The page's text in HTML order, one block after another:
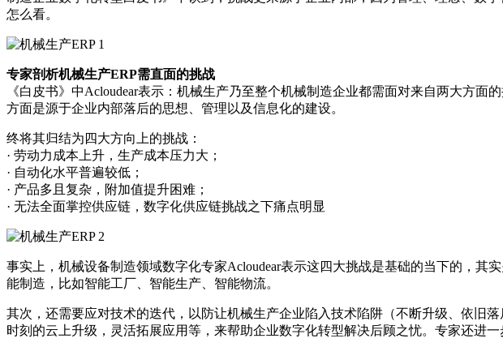
怎么看。
专家剖析机械生产ERP需直面的挑战
《白皮书》中Acloudear表示：机械生产乃至整个机械制造企业都需面对来自两大方
方面是源于企业内部落后的思想、管理以及信息化的建设。
终将其归结为四大方向上的挑战：
· 劳动力成本上升，生产成本压力大；
· 自动化水平普遍较低；
· 产品多且复杂，附加值提升困难；
· 无法全面掌控供应链，数字化供应链挑战之下痛点明显
事实上，机械设备制造领域数字化专家Acloudear表示这四大挑战是基础的当下的，其
能制造，比如智能工厂、智能生产、智能物流。
其次，还需要应对技术的迭代，以防让机械生产企业陷入技术陷阱（不断升级、依旧
时刻的云上升级，灵活拓展应用等，来帮助企业数字化转型解决后顾之忧。专家还进